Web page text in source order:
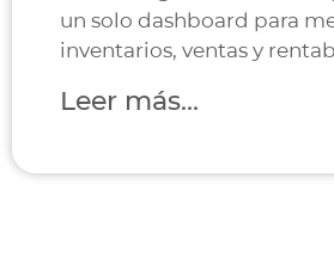
un solo dashboard para
inventarios, ventas y
Leer más...